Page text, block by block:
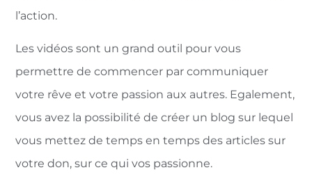
l’action.
Les vidéos sont un grand outil pour vous
permettre de commencer par communiquer
votre rêve et votre passion aux autres. Egalement,
vous avez la possibilité de créer un blog sur lequel
vous mettez de temps en temps des articles sur
votre don, sur ce qui vos passionne.